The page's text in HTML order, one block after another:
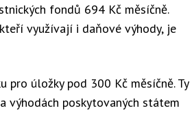
fondů 694 Kč měsíčně.
využívají i daňové výhody, je
pro úložky pod 300 Kč měsíčně. Ty
výhodách poskytovaných státem